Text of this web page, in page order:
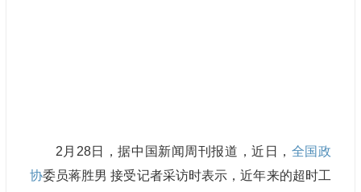
2月28日，据中国新闻周刊报道，近日， 全国政
协委员蒋胜男 接受记者采访时表示，近年来的超时工